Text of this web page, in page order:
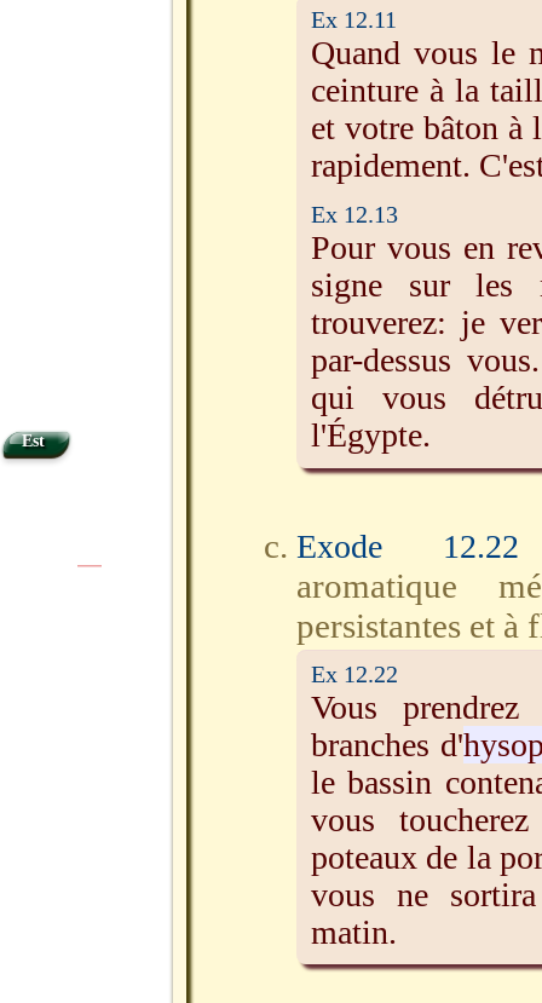
Ex 12.11
Quand vous le
ceinture à la
et votre bâton à
rapidement.
Ex 12.13
Pour vous en
signe sur les
trouverez: je
par-dessus
qui vous
l'Égypte.
Exode 12.22
aromatique
persistantes et à
Ex 12.22
Vous
branches d'
le bassin
vous
poteaux de la
vous ne
matin.
Est